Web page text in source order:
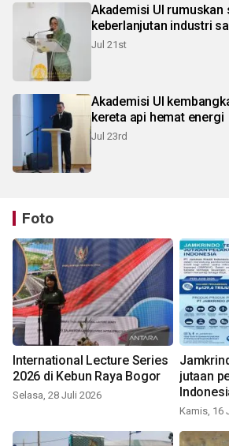
Akademisi UI rumuskan
keberlanjutan industri
Jul 21st
Akademisi UI
kereta api hemat energi
Jul 23rd
Foto
International Lecture Series
2026 di Kebun Raya Bogor
Selasa, 28 Juli 2026
jutaan
Kamis, 16